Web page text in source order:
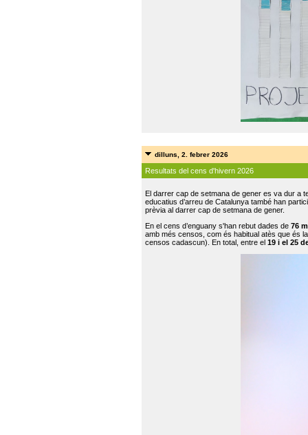
dilluns, 2. febrer 2026
Resultats del cens d'hivern 2026
El darrer cap de setmana de gener es va dur a
educatius d’arreu de Catalunya també han
prèvia al darrer cap de setmana de gener.
En el cens d’enguany s'han rebut dades de 76
amb més censos, com és habitual atès que és
censos cadascun). En total, entre el 19 i el 25